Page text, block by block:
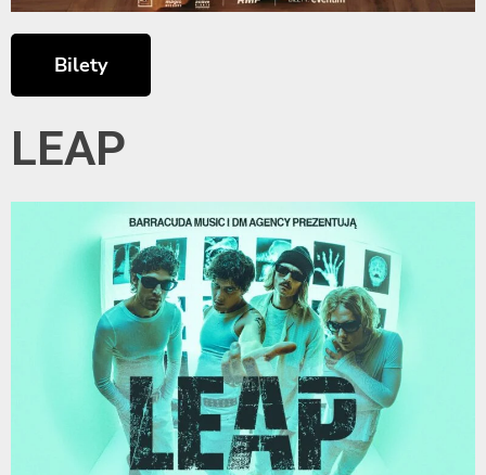
Bilety
LEAP